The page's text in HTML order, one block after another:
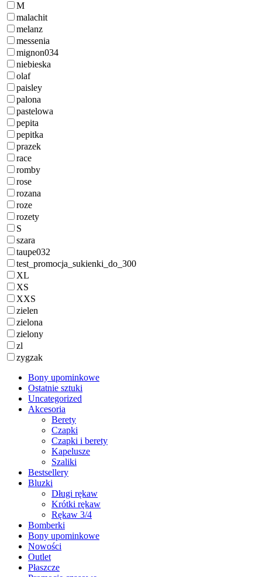
M
malachit
melanz
messenia
mignon034
niebieska
olaf
paisley
palona
pastelowa
pepita
pepitka
prazek
race
romby
rose
rozana
roze
rozety
S
szara
taupe032
test_promocja_sukienki_do_300
XL
XS
XXS
zielen
zielona
zielony
zl
zygzak
Bony upominkowe
Ostatnie sztuki
Uncategorized
Akcesoria
Berety
Czapki
Czapki i berety
Kapelusze
Szaliki
Bestsellery
Bluzki
Długi rękaw
Krótki rękaw
Rękaw 3/4
Bomberki
Bony upominkowe
Nowości
Outlet
Płaszcze